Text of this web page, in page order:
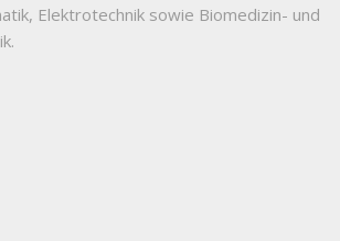
Elektrotechnik sowie Biomedizin- und